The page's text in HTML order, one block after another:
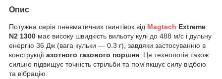
Опис
Потужна серія пневматичних гвинтівок від Magtech Extreme
N2 1300 має високу швидкість вильоту кулі до 488 м/с і дульну
енергію 36 Дж (вага кульки — 0.3 г), завдяки застосуванню в
конструкції азотного газового поршня . Ця технологія також
сильно підвищує точність стрільби та пом'якшує силу відбою
та вібрацію.